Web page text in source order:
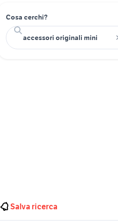
Cosa cerchi?
Salva ricerca